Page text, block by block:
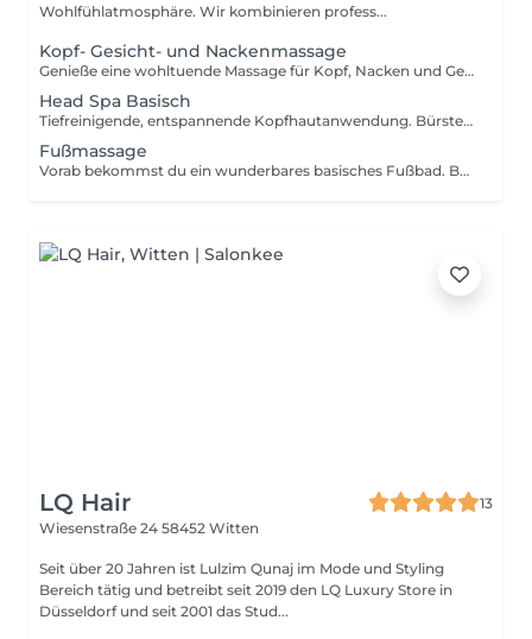
Wohlfühlatmosphäre. Wir kombinieren profess...
Kopf- Gesicht- und Nackenmassage
Genieße eine wohltuende Massage für Kopf, Nacken und Gesicht mit einer erfrischenden Anwendung der P. Jentschura Tinktur und Energiehaarbürste.
Head Spa Basisch
Tiefreinigende, entspannende Kopfhautanwendung. Bürstenmassage, Reinigung, Massage, Dampfanwendung. Während der Einwirkzeiten entspannst du zusätzlich bei einer Massage.
Fußmassage
Vorab bekommst du ein wunderbares basisches Fußbad. Bei der Fußmassage Aktivierungspunkte massiert, Sehnen und Muskeln. Das fördert den Stoffwechselprozess und verbessert auch die Beweglichkeit der Füße.
LQ Hair
13
Wiesenstraße 24 58452 Witten
Seit über 20 Jahren ist Lulzim Qunaj im Mode und Styling
Bereich tätig und betreibt seit 2019 den LQ Luxury Store in
Düsseldorf und seit 2001 das Stud...